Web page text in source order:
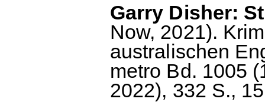
Garry Disher:
Now, 2021).
australischen
metro Bd. 1005
2022), 332 S.,